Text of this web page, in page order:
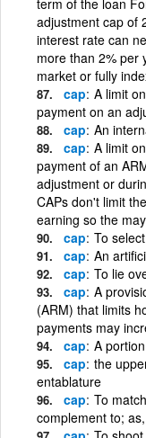
adjustment cap of
interest rate can
more than 2% per
market or fully
cap A limit
payment on an
cap An
cap A limit
payment of an
adjustment or
CAPs don't limit
earning so the
cap To
cap An
cap To lie
cap A
(ARM) that limits
payments may
cap A
cap the
entablature
cap To
complement to;